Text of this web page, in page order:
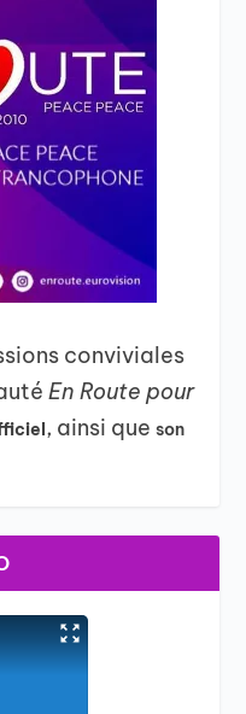
conviviales
En Route pour
, ainsi queson